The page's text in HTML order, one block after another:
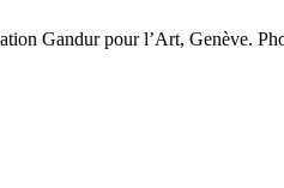
Gandur pour l’Art, Genève.